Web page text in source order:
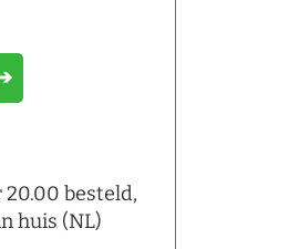
20.00 besteld,
huis (NL)